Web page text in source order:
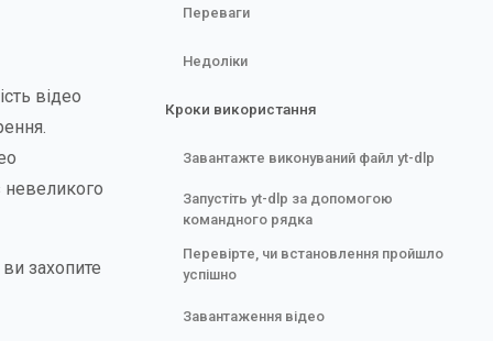
відео
захопите
Переваги
Недоліки
Кроки використання
Завантажте виконуваний файл yt-dlp
Запустіть yt-dlp за допомогою
командного рядка
Перевірте, чи встановлення пройшло
успішно
Завантаження відео